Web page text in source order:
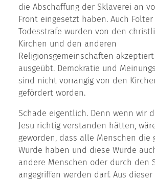
die Abschaffung der Sklaverei an
Front eingesetzt haben. Auch Folter
Todesstrafe wurden von den
Kirchen und den anderen
Religionsgemeinschaften
ausgeübt. Demokratie und
sind nicht vorrangig von den
gefördert worden.
Schade eigentlich. Denn wenn wir
Jesu richtig verstanden hätten,
geworden, dass alle Menschen die
Würde haben und diese Würde
andere Menschen oder durch den
angegriffen werden darf. Aus